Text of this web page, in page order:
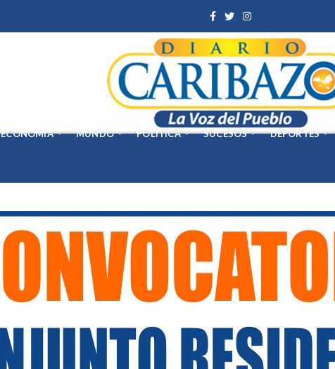
ECONOMÍA MUNDO POLÍTICA SUCESOS DEPORTES